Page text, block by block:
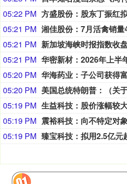
05:22 PM 方盛股份：股东丁振红
05:21 PM 湘佳股份：7月活禽销
05:21 PM
05:21 PM
05:20 PM
05:20 PM
05:19 PM 生益科技：股价涨幅较
05:19 PM
05:19 PM